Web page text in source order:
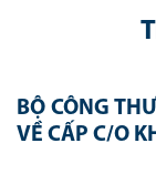
BỘ CÔNG
VỀ CẤP C/O